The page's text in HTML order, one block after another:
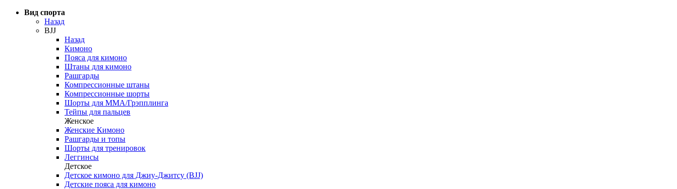
Вид спорта
Назад
BJJ
Назад
Кимоно
Пояса для кимоно
Штаны для кимоно
Рашгарды
Компрессионные штаны
Компрессионные шорты
Шорты для ММА/Грэпплинга
Тейпы для пальцев
Женское
Женские Кимоно
Рашгарды и топы
Шорты для тренировок
Леггинсы
Детское
Детское кимоно для Джиу-Джитсу (BJJ)
Детские пояса для кимоно